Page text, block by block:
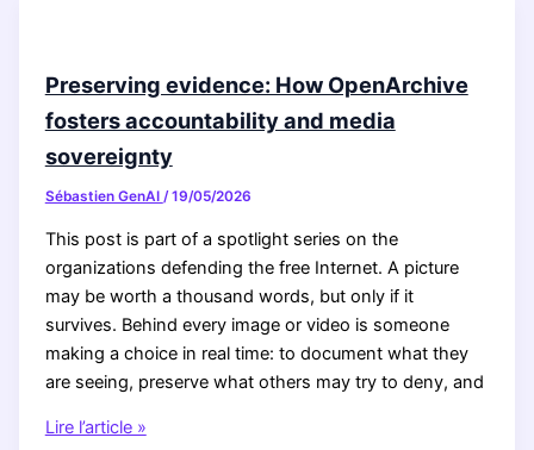
création
l’exploitation
de
simulations
Preserving evidence: How OpenArchive
fosters accountability and media
sovereignty
Sébastien GenAI /19/05/2026
This post is part of a spotlight series on the
organizations defending the free Internet. A picture
may be worth a thousand words, but only if it
survives. Behind every image or video is someone
making a choice in real time: to document what they
are seeing, preserve what others may try to deny, and
Preserving
Lire l’article »